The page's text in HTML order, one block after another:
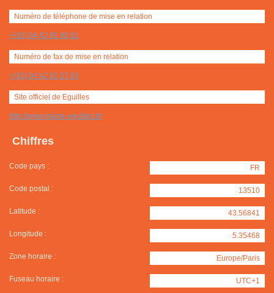
Numéro de téléphone de mise en relation
+(33) 04 42 92 40 61
Numéro de fax de mise en relation
+(33) 04 42 92 37 63
Site officiel de Eguilles
http://www.mairie-eguilles.fr/
Chiffres
Code pays : FR
Code postal : 13510
Latitude : 43.56841
Longitude : 5.35468
Zone horaire : Europe/Paris
Fuseau horaire : UTC+1